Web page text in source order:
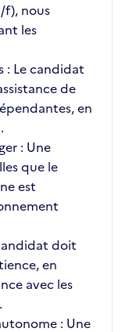
f), nous
les
: Le candidat
de
en
: Une
que le
est
doit
en
avec les
: Une